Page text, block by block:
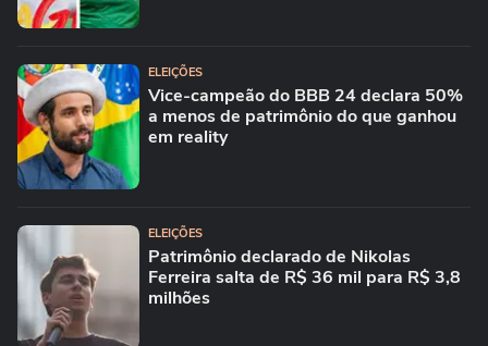
ELEIÇÕES
Vice-campeão do BBB 24 declara 50%
a menos de patrimônio do que ganhou
em reality
ELEIÇÕES
Patrimônio declarado de Nikolas
Ferreira salta de R$ 36 mil para R$ 3,8
milhões